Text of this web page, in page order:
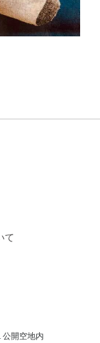
公開空地内
て